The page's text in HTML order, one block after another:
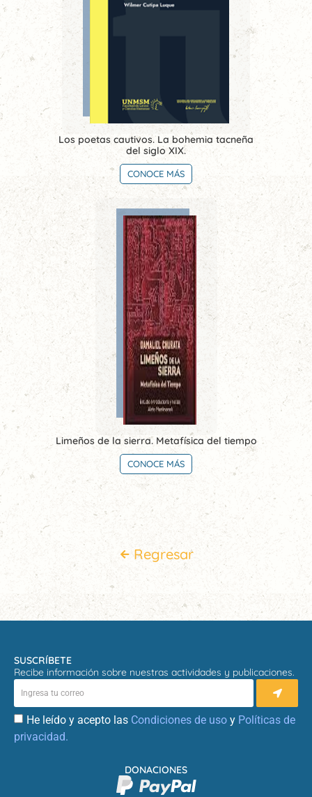
Los poetas cautivos. La bohemia tacneña
del siglo XIX.
CONOCE MÁS
Limeños de la sierra. Metafísica del tiempo
CONOCE MÁS
Regresar
SUSCRÍBETE
Recibe información sobre nuestras actividades y publicaciones.
He leído y acepto las Condiciones de uso y Políticas de
privacidad.
DONACIONES